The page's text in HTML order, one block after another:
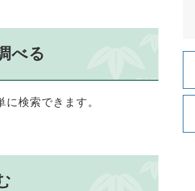
べる
検索できます。